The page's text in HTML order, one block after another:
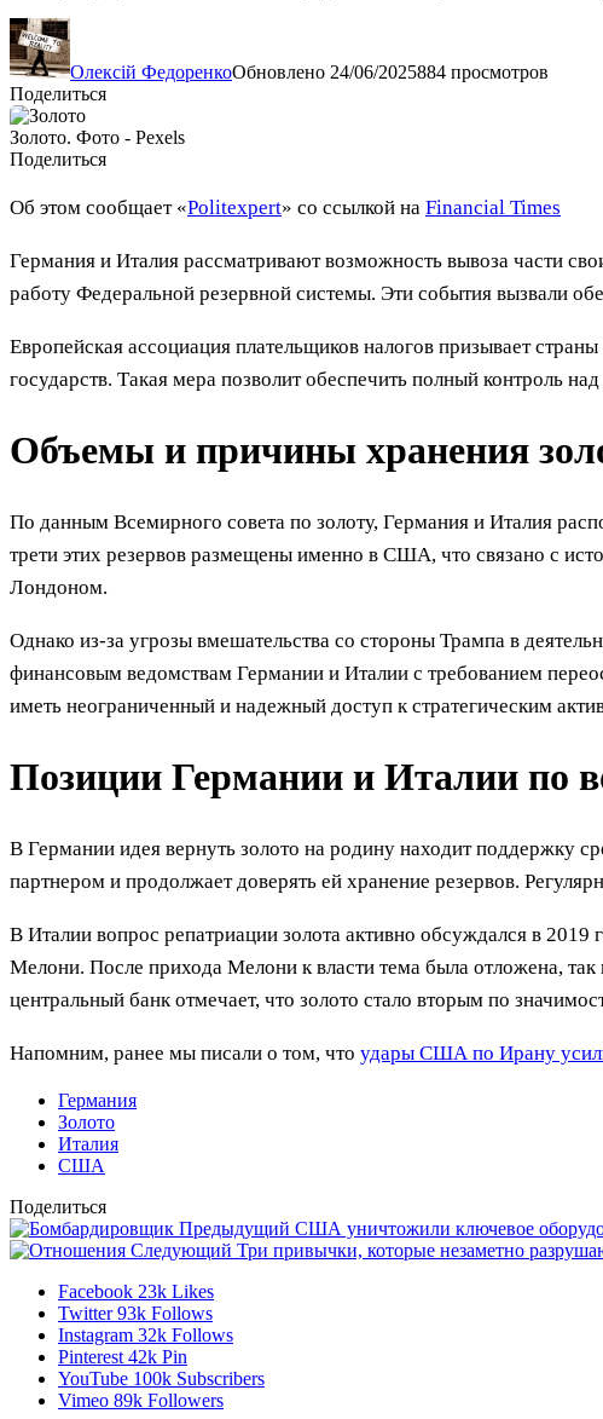
Олексій ФедоренкоОбновлено 24/06/2025884 просмотров
Поделиться
Золото. Фото - Pexels
Поделиться
Об этом сообщает «Politexpert» со ссылкой на Financial Times
Германия и Италия рассматривают возможность вывоза части
работу Федеральной резервной системы. Эти события вызвали
Европейская ассоциация плательщиков налогов призывает
государств. Такая мера позволит обеспечить полный контроль
Объемы и причины хранения
По данным Всемирного совета по золоту, Германия и Италия
трети этих резервов размещены именно в США, что связано с
Лондоном.
Однако из-за угрозы вмешательства со стороны Трампа в
финансовым ведомствам Германии и Италии с требованием
иметь неограниченный и надежный доступ к стратегическим
Позиции Германии и Италии по
В Германии идея вернуть золото на родину находит поддержку
партнером и продолжает доверять ей хранение резервов.
В Италии вопрос репатриации золота активно обсуждался в
Мелони. После прихода Мелони к власти тема была отложена,
центральный банк отмечает, что золото стало вторым по
Напомним, ранее мы писали о том, что удары США по Ирану
Германия
Золото
Италия
США
Поделиться
Предыдущий США уничтожили ключевое
Следующий Три привычки, которые незаметно
Facebook 23k Likes
Twitter 93k Follows
Instagram 32k Follows
Pinterest 42k Pin
YouTube 100k Subscribers
Vimeo 89k Followers